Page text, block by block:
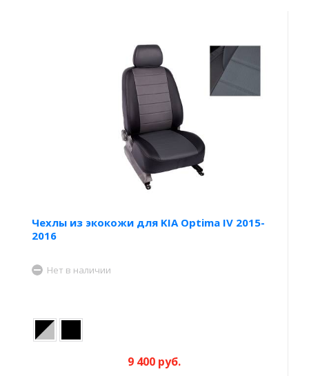
Чехлы из экокожи для KIA Optima IV 2015-
2016
Нет в наличии
9 400 руб.